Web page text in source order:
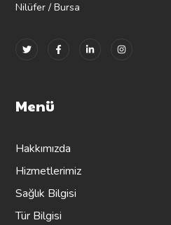
Nilüfer / Bursa
Menü
Hakkımızda
Hizmetlerimiz
Sağlık Bilgisi
Tür Bilgisi